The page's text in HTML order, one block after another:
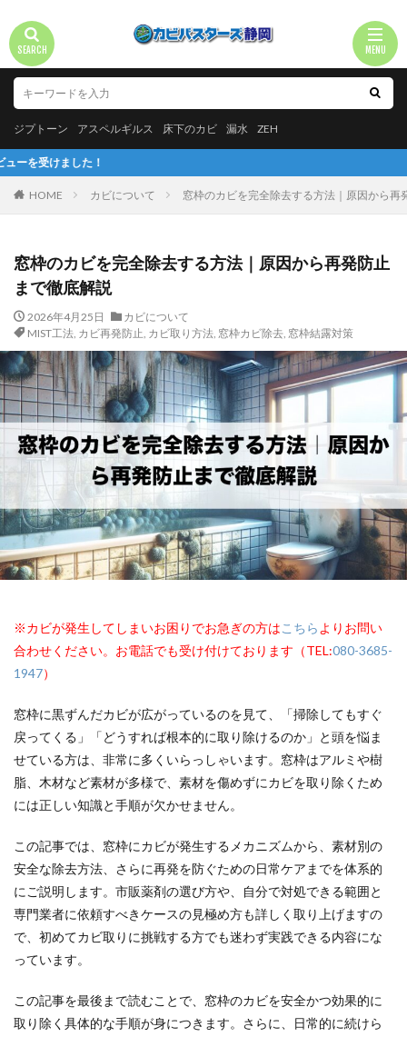
ジプトーン アスペルギルス 床下のカビ 漏水 ZEH
HOME カビについて 窓枠のカビを完全除去する方法｜原因から再
窓枠のカビを完全除去する方法｜原因から再発防止
まで徹底解説
2026年4月25日
カビについて
MIST工法, カビ再発防止, カビ取り方法, 窓枠カビ除去, 窓枠結露対策
※カビが発生してしまいお困りでお急ぎの方はこちら よりお問い
合わせください。お電話でも受け付けております（TEL:080-3685-
1947）
窓枠に黒ずんだカビが広がっているのを見て、「掃除してもすぐ
戻ってくる」「どうすれば根本的に取り除けるのか」と頭を悩ま
せている方は、非常に多くいらっしゃいます。窓枠はアルミや樹
脂、木材など素材が多様で、素材を傷めずにカビを取り除くため
には正しい知識と手順が欠かせません。
この記事では、窓枠にカビが発生するメカニズムから、素材別の
安全な除去方法、さらに再発を防ぐための日常ケアまでを体系的
にご説明します。市販薬剤の選び方や、自分で対処できる範囲と
専門業者に依頼すべきケースの見極め方も詳しく取り上げますの
で、初めてカビ取りに挑戦する方でも迷わず実践できる内容にな
っています。
この記事を最後まで読むことで、窓枠のカビを安全かつ効果的に
取り除く具体的な手順が身につきます。さらに、日常的に続けら